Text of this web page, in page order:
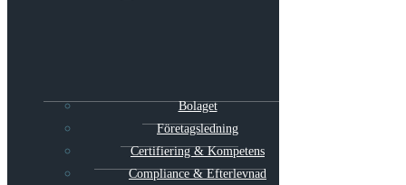
Bolaget
Företagsledning
Certifiering & Kompetens
Compliance & Efterlevnad